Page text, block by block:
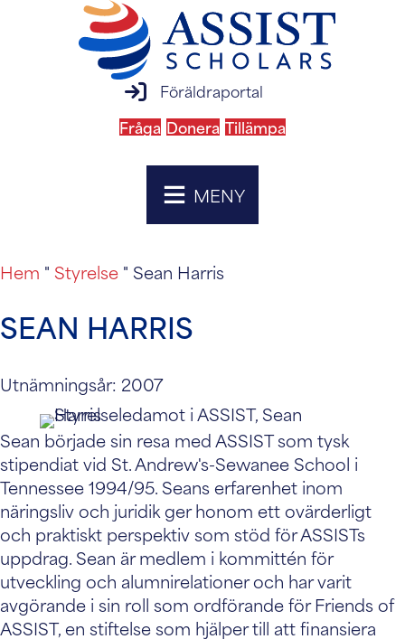
inloggning till föräldraportal
Föräldraportal
Fråga Donera Tillämpa
MENY
Hem " Styrelse " Sean Harris
SEAN HARRIS
Utnämningsår: 2007
Sean började sin resa med ASSIST som tysk
stipendiat vid St. Andrew's-Sewanee School i
Tennessee 1994/95. Seans erfarenhet inom
näringsliv och juridik ger honom ett ovärderligt
och praktiskt perspektiv som stöd för ASSISTs
uppdrag. Sean är medlem i kommittén för
utveckling och alumnirelationer och har varit
avgörande i sin roll som ordförande för Friends of
ASSIST, en stiftelse som hjälper till att finansiera